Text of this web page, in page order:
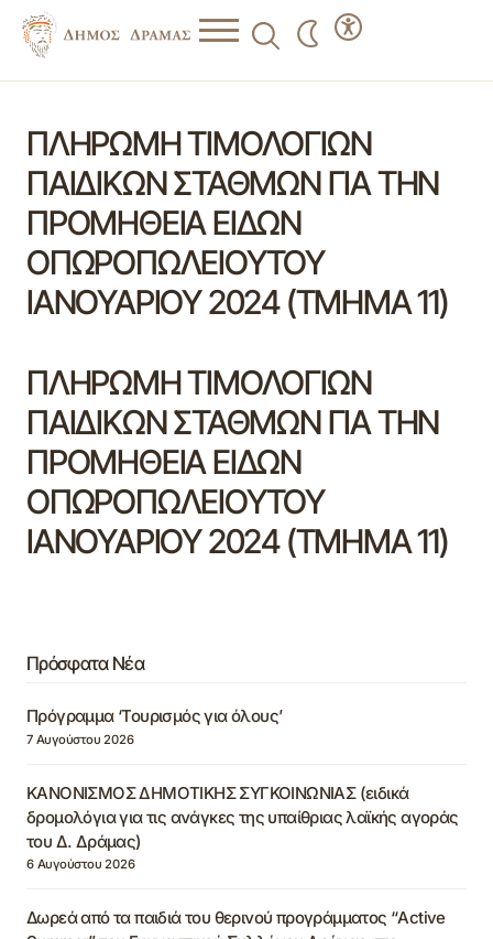
ΠΛΗΡΩΜΗ ΤΙΜΟΛΟΓΙΩΝ
ΠΑΙΔΙΚΩΝ ΣΤΑΘΜΩΝ ΓΙΑ ΤΗΝ
ΠΡΟΜΗΘΕΙΑ ΕΙΔΩΝ
ΟΠΩΡΟΠΩΛΕΙΟΥΤΟΥ
ΙΑΝΟΥΑΡΙΟΥ 2024 (ΤΜΗΜΑ 11)
ΠΛΗΡΩΜΗ ΤΙΜΟΛΟΓΙΩΝ
ΠΑΙΔΙΚΩΝ ΣΤΑΘΜΩΝ ΓΙΑ ΤΗΝ
ΠΡΟΜΗΘΕΙΑ ΕΙΔΩΝ
ΟΠΩΡΟΠΩΛΕΙΟΥΤΟΥ
ΙΑΝΟΥΑΡΙΟΥ 2024 (ΤΜΗΜΑ 11)
Πρόσφατα Νέα
Πρόγραμμα ‘Τουρισμός για όλους’
7 Αυγούστου 2026
ΚΑΝΟΝΙΣΜΟΣ ΔΗΜΟΤΙΚΗΣ ΣΥΓΚΟΙΝΩΝΙΑΣ (ειδικά
δρομολόγια για τις ανάγκες της υπαίθριας λαϊκής αγοράς
του Δ. Δράμας)
6 Αυγούστου 2026
Δωρεά από τα παιδιά του θερινού προγράμματος “Active